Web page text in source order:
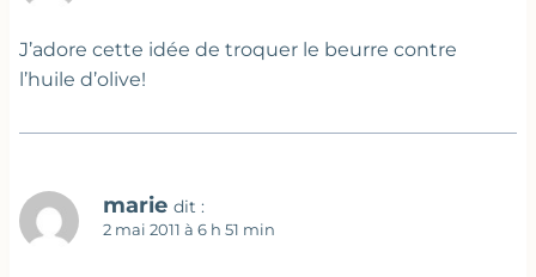
J’adore cette idée de troquer le beurre contre
l’huile d’olive!
marie dit :
2 mai 2011 à 6 h 51 min